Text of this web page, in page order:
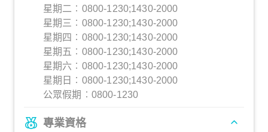
星期二︰0800-1230;1430-2000
星期三︰0800-1230;1430-2000
星期四︰0800-1230;1430-2000
星期五︰0800-1230;1430-2000
星期六︰0800-1230;1430-2000
星期日︰0800-1230;1430-2000
公眾假期︰0800-1230
專業資格